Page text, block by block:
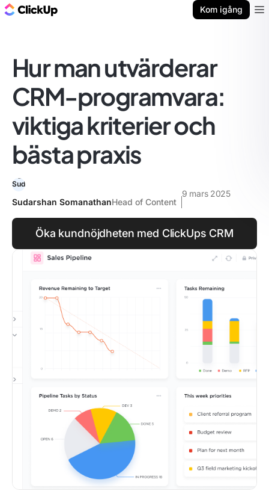
Kom igång
Hur man utvärderar
CRM-programvara:
viktiga kriterier och
bästa praxis
Sudarshan SomanathanHead of Content
9 mars 2025
Öka kundnöjdheten med ClickUps CRM